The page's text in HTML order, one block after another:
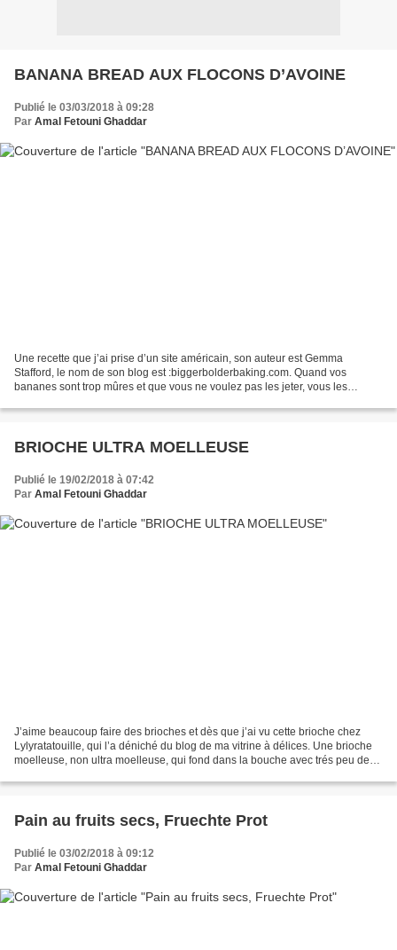
BANANA BREAD AUX FLOCONS D’AVOINE
Publié le 03/03/2018 à 09:28
Par Amal Fetouni Ghaddar
Une recette que j’ai prise d’un site américain, son auteur est Gemma
Stafford, le nom de son blog est :biggerbolderbaking.com. Quand vos
bananes sont trop mûres et que vous ne voulez pas les jeter, vous les
BRIOCHE ULTRA MOELLEUSE
Publié le 19/02/2018 à 07:42
Par Amal Fetouni Ghaddar
J’aime beaucoup faire des brioches et dès que j’ai vu cette brioche chez
Lylyratatouille, qui l’a déniché du blog de ma vitrine à délices. Une brioche
moelleuse, non ultra moelleuse, qui fond dans la bouche avec trés peu de
Pain au fruits secs, Fruechte Prot
Publié le 03/02/2018 à 09:12
Par Amal Fetouni Ghaddar